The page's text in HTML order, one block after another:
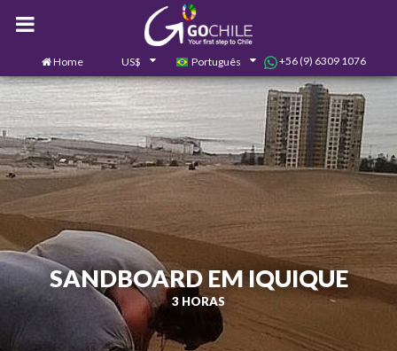
Home US$ Português +56 (9) 6309 1076
Contate-nos
SANDBOARD EM IQUIQUE
3 HORAS